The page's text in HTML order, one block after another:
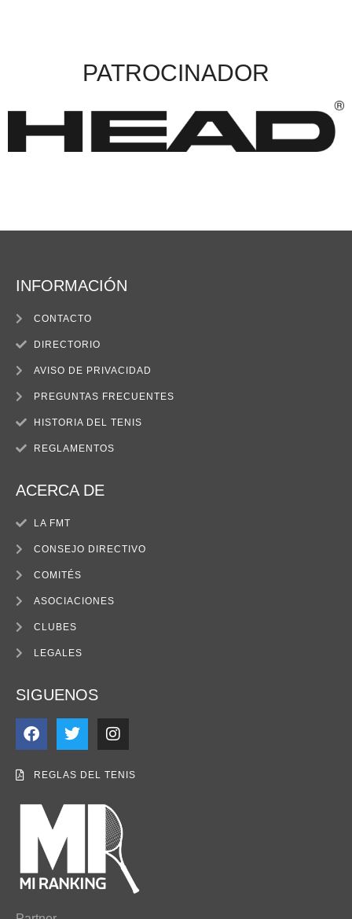
PATROCINADOR
INFORMACIÓN
CONTACTO
DIRECTORIO
AVISO DE PRIVACIDAD
PREGUNTAS FRECUENTES
HISTORIA DEL TENIS
REGLAMENTOS
ACERCA DE
LA FMT
CONSEJO DIRECTIVO
COMITÉS
ASOCIACIONES
CLUBES
LEGALES
SIGUENOS
REGLAS DEL TENIS